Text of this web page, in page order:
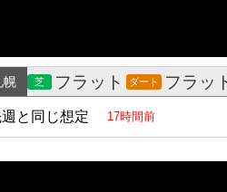
幌 芝 フラット ダート フラッ
と同じ想定 17時間前